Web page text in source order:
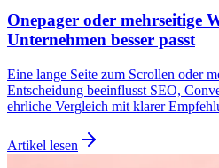
Onepager oder mehrseitige
Unternehmen besser passt
Eine lange Seite zum Scrollen oder
Entscheidung beeinflusst SEO,
ehrliche Vergleich mit klarer
Artikel lesen